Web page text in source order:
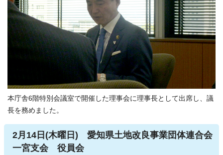
本庁舎6階特別会議室で開催した理事会に理事長として出席し、議
長を務めました。
2月14日(木曜日) 愛知県土地改良事業団体連合会
一宮支会 役員会